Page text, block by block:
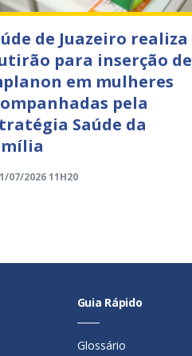
de Juazeiro realiza
para inserção de
em mulheres
pela
Saúde da
07/2026 11H20
Guia Rápido
Glossário